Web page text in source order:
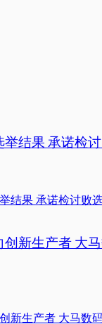
结果 承诺检
创新生产者 大